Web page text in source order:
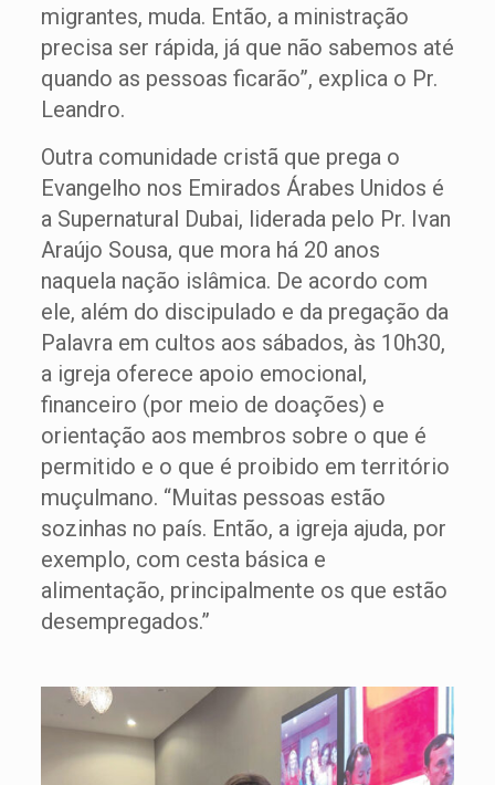
migrantes, muda. Então, a ministração
precisa ser rápida, já que não sabemos até
quando as pessoas ficarão”, explica o Pr.
Leandro.
Outra comunidade cristã que prega o
Evangelho nos Emirados Árabes Unidos é
a Supernatural Dubai, liderada pelo Pr. Ivan
Araújo Sousa, que mora há 20 anos
naquela nação islâmica. De acordo com
ele, além do discipulado e da pregação da
Palavra em cultos aos sábados, às 10h30,
a igreja oferece apoio emocional,
financeiro (por meio de doações) e
orientação aos membros sobre o que é
permitido e o que é proibido em território
muçulmano. “Muitas pessoas estão
sozinhas no país. Então, a igreja ajuda, por
exemplo, com cesta básica e
alimentação, principalmente os que estão
desempregados.”